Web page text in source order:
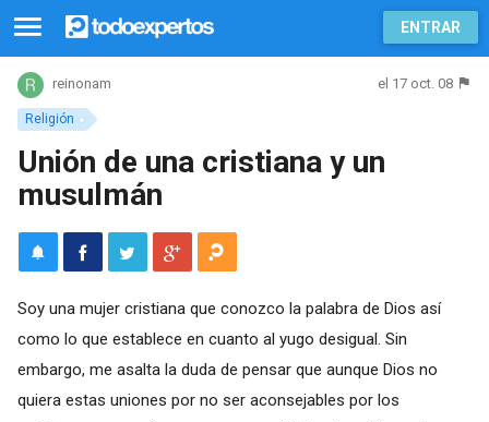
ENTRAR
Religión
reinonam el 17 oct. 08
Unión de una cristiana y un
musulmán
Soy una mujer cristiana que conozco la palabra de Dios así
como lo que establece en cuanto al yugo desigual. Sin
embargo, me asalta la duda de pensar que aunque Dios no
quiera estas uniones por no ser aconsejables por los